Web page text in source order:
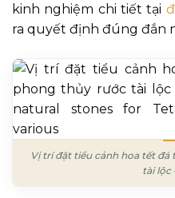
kinh nghiệm chi tiết tại
ra quyết định đúng đắn
Vị trí đặt tiểu cảnh hoa tết
tài lộc